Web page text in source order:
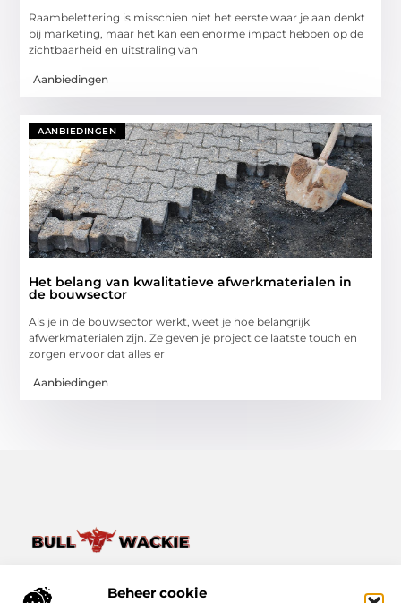
Beheer cookie
Raambelettering is misschien niet het eerste waar je aan denkt
bij marketing, maar het kan een enorme impact hebben op de
zichtbaarheid en uitstraling van
Aanbiedingen
AANBIEDINGEN
Het belang van kwalitatieve afwerkmaterialen in
de bouwsector
Als je in de bouwsector werkt, weet je hoe belangrijk
afwerkmaterialen zijn. Ze geven je project de laatste touch en
zorgen ervoor dat alles er
Aanbiedingen
het op Bullwackie.nl.